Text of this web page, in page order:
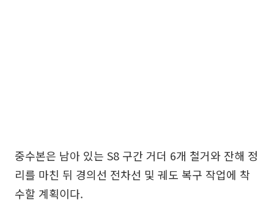
중수본은 남아 있는 S8 구간 거더 6개 철거와 잔해 정
리를 마친 뒤 경의선 전차선 및 궤도 복구 작업에 착
수할 계획이다.